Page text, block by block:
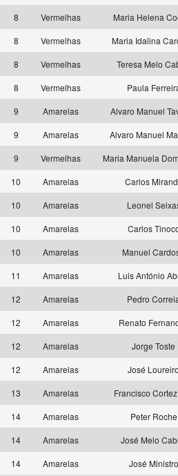
8 Vermelhas
Maria Helena
8 Vermelhas
Maria Idalina
8 Vermelhas
Teresa Melo
8 Vermelhas
Paula
9 Amarelas
Alvaro Manuel
9 Amarelas
Alvaro Manuel
9 Vermelhas
Maria Manuela
10 Amarelas
Carlos
10 Amarelas
Leonel
10 Amarelas
Carlos
10 Amarelas
Manuel
11 Amarelas
Luis António
12 Amarelas
Pedro
12 Amarelas
Renato
12 Amarelas
Jorge Toste
12 Amarelas
José
13 Amarelas
Francisco
14 Amarelas
Peter Roche
14 Amarelas
José Melo
14 Amarelas
José Ministro